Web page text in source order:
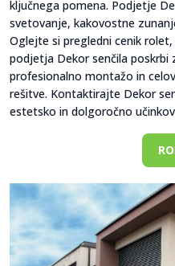
ključnega pomena. Podjetje
svetovanje, kakovostne
Oglejte si pregledni cenik
podjetja Dekor senčila poskrbi
profesionalno montažo in
rešitve. Kontaktirajte Dekor
estetsko in dolgoročno